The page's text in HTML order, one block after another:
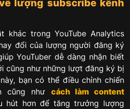
lượng subscribe kênh
khác trong YouTube Analytics
đổi của lượng người đăng ký
YouTuber dễ dàng nhận biết
cũng như những lượt đăng ký bị
bạn có thể điều chỉnh chiến
cũng như cách làm content
hút hơn để tăng trưởng lượng